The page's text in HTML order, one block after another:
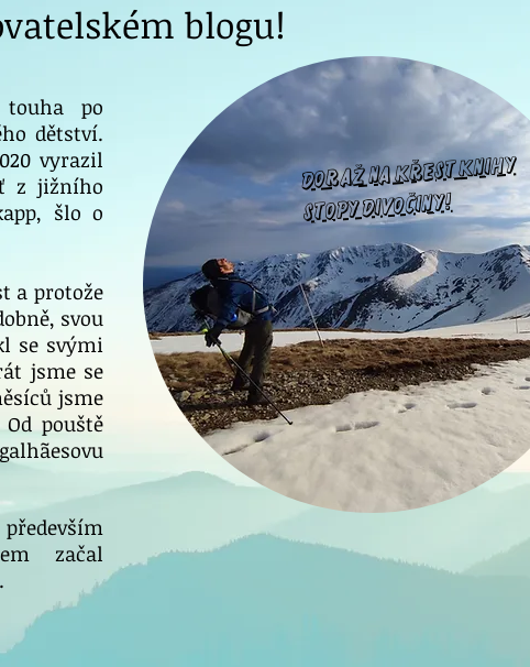
blogu!
po
dětství.
vyrazil
z jižního
šlo o
a protože
svou
se svými
jsme se
jsme
pouště
začal
Doraž na křest knihy
Stopy divočiny!